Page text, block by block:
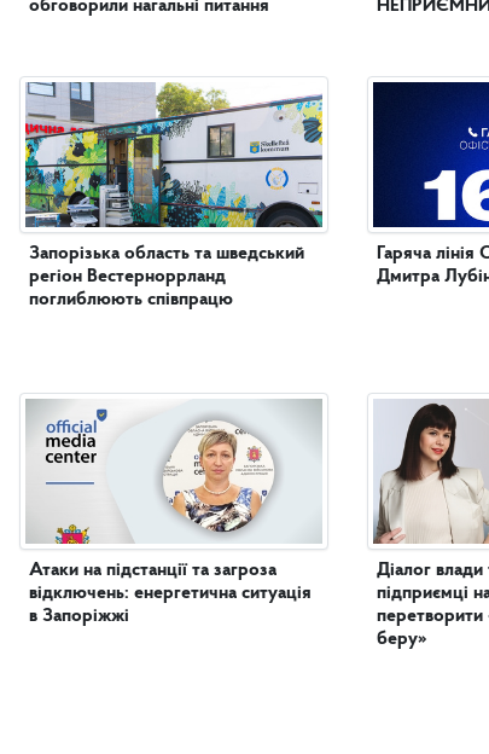
обговорили нагальні питання
Запорізька область та шведський
регіон Вестерноррланд
поглиблюють співпрацю
Атаки на підстанції та загроза
відключень: енергетична ситуація
в Запоріжжі
Гаряча
Дмитра
Діалог влади
підприємці
беру»